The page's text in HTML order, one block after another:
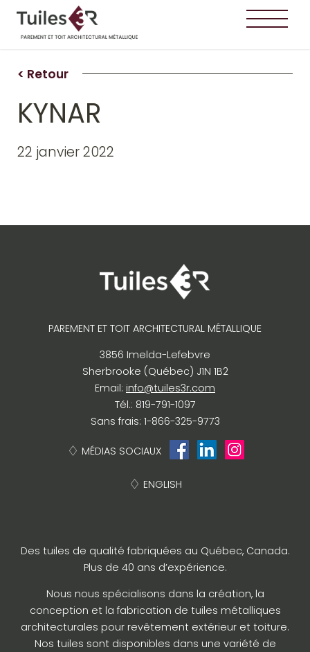
< Retour
KYNAR
22 janvier 2022
PAREMENT ET TOIT ARCHITECTURAL MÉTALLIQUE
3856 Imelda-Lefebvre
Sherbrooke (Québec) J1N 1B2
Email: info@tuiles3r.com
Tél.: 819-791-1097
Sans frais: 1-866-325-9773
MÉDIAS SOCIAUX
ENGLISH
Des tuiles de qualité fabriquées au Québec, Canada.
Plus de 40 ans d’expérience.
Nous nous spécialisons dans la création, la
conception et la fabrication de tuiles métalliques
architecturales pour revêtement extérieur et toiture.
Nos tuiles sont disponibles dans une variété de